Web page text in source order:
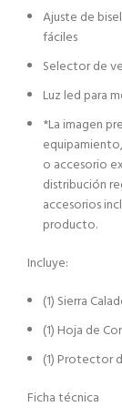
Ajuste de
fáciles
Selector de
Luz led para
*La imagen
o accesorio
distribución
accesorios
producto.
Incluye:
(1) Sierra
(1) Hoja de
(1) Protector
Ficha técnica